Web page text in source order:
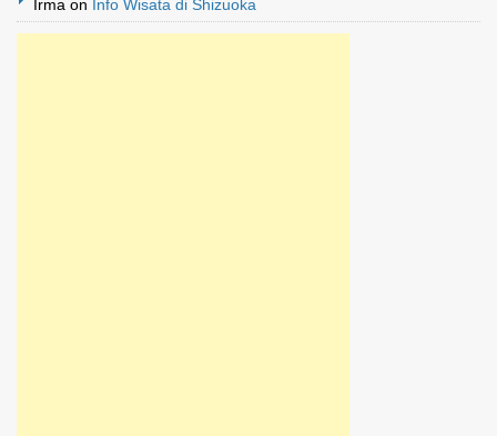
Irma on Info Wisata di Shizuoka